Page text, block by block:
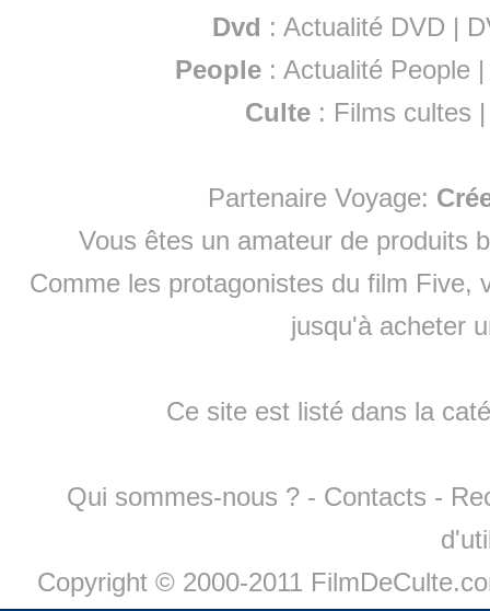
Dvd : Actualité DVD |
People :Actualité People
Culte : Films cultes
Partenaire Voyage:
Vous êtes un amateur de produits
Comme les protagonistes du film Five,
jusqu'à acheter
Ce site est listé dans la
Qui sommes-nous ? - Contacts -
Copyright © 2000-2011